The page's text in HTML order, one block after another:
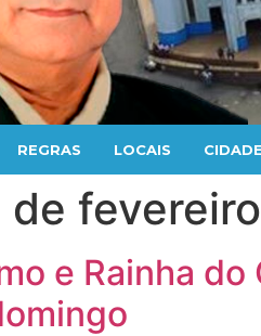
REGRAS LOCAIS
de
e Rainha